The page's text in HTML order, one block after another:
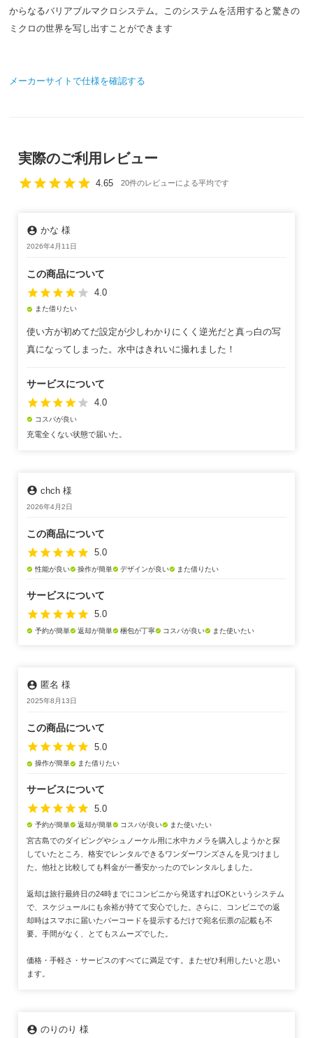
からなるバリアブルマクロシステム。このシステムを活用すると驚きの
ミクロの世界を写し出すことができます
メーカーサイトで仕様を確認する
実際のご利用レビュー
starstarstarstarstar 4.65 20件のレビューによる平均です
account_circle かな 様
2026年4月11日
この商品について
star star star star star 4.0
check_circle また借りたい
使い方が初めてだ設定が少しわかりにくく逆光だと真っ白の写
真になってしまった。水中はきれいに撮れました！
サービスについて
star star star star star 4.0
check_circle コスパが良い
充電全くない状態で届いた。
account_circle chch 様
2026年4月2日
この商品について
star star star star star 5.0
check_circle 性能が良いcheck_circle 操作が簡単check_circle デザインが良いcheck_circle また借りたい
サービスについて
star star star star star 5.0
check_circle 予約が簡単check_circle 返却が簡単check_circle 梱包が丁寧check_circle コスパが良いcheck_circle また使いたい
account_circle 匿名 様
2025年8月13日
この商品について
star star star star star 5.0
check_circle 操作が簡単check_circle また借りたい
サービスについて
star star star star star 5.0
check_circle 予約が簡単check_circle 返却が簡単check_circle コスパが良いcheck_circle また使いたい
宮古島でのダイビングやシュノーケル用に水中カメラを購入しようかと探
していたところ、格安でレンタルできるワンダーワンズさんを見つけまし
た。他社と比較しても料金が一番安かったのでレンタルしました。
返却は旅行最終日の24時までにコンビニから発送すればOKというシステム
で、スケジュールにも余裕が持てて安心でした。さらに、コンビニでの返
却時はスマホに届いたバーコードを提示するだけで宛名伝票の記載も不
要。手間がなく、とてもスムーズでした。
価格・手軽さ・サービスのすべてに満足です。またぜひ利用したいと思い
ます。
account_circle のりのり 様